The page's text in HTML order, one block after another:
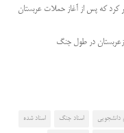
که پس از آغاز حملات عربستان
در طول جنگ
دانشجویی اسناد جنگ اسناد شده